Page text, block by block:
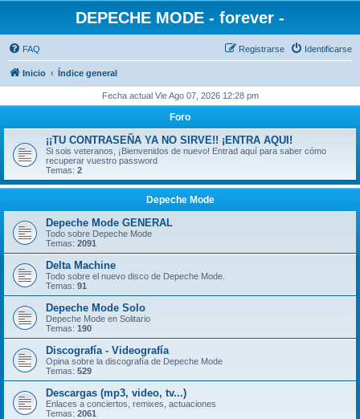
DEPECHE MODE - forever -
FAQ Identificarse
Registrarse
Inicio Índice general
Fecha actual Vie Ago 07, 2026 12:28 pm
Foro
¡¡TU CONTRASEÑA YA NO SIRVE!! ¡ENTRA AQUI!
Si sois veteranos, ¡Bienvenidos de nuevo! Entrad aquí para saber cómo
recuperar vuestro password
Temas: 2
Depeche Mode
Depeche Mode GENERAL
Todo sobre Depeche Mode
Temas: 2091
Delta Machine
Todo sobre el nuevo disco de Depeche Mode.
Temas: 91
Depeche Mode Solo
Depeche Mode en Solitario
Temas: 190
Discografía - Videografía
Opina sobre la discografía de Depeche Mode
Temas: 529
Descargas (mp3, video, tv...)
Enlaces a conciertos, remixes, actuaciones
Temas: 2061